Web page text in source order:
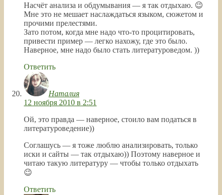
Насчёт анализа и обдумывания — я так отдыхаю. 😉
Мне это не мешает наслаждаться языком, сюжетом и
прочими прелестями.
Зато потом, когда мне надо что-то процитировать,
привести пример — легко нахожу, где это было.
Наверное, мне надо было стать литературоведом. ))
Ответить
Наталия
12 ноября 2010 в 2:51
Ой, это правда — наверное, стоило вам податься в
литературоведение))
Соглашусь — я тоже люблю анализировать, только
иски и сайты — так отдыхаю)) Поэтому наверное и
читаю такую литературу — чтобы только отдыхать
😉
Ответить